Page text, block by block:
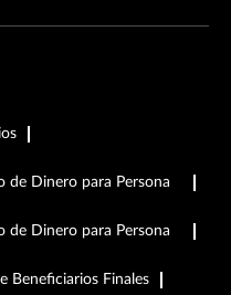
de Dinero para Persona
de Dinero para Persona
Beneficiarios Finales